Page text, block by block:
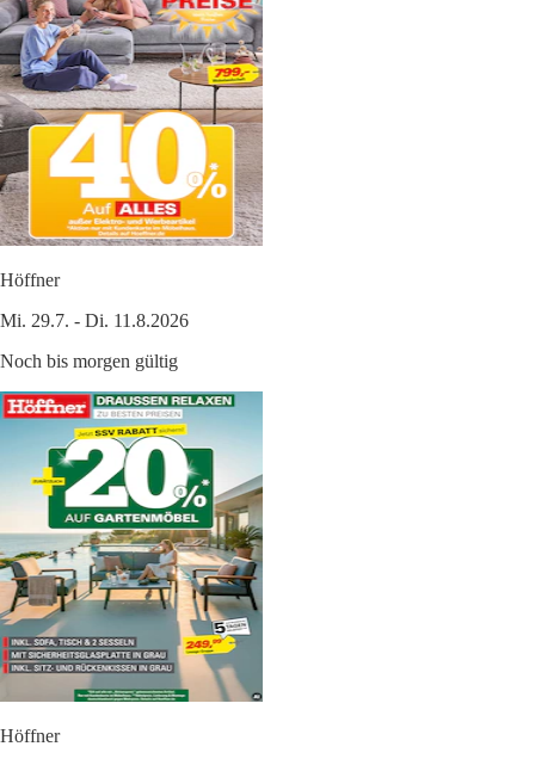
Höffner
Mi. 29.7. - Di. 11.8.2026
Noch bis morgen gültig
Höffner